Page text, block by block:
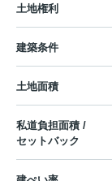
土地権利
建築条件
土地面積
私道負担面積 /
セットバック